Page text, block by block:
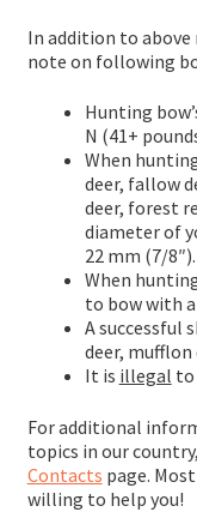
EN
In addition to
note on following
Hunting
N (41+
When
deer, fallow
deer, forest
diameter of
22 mm (7/8″).
When
to bow with
A successful
deer,
It is illegal to
For additional
topics in our
Contacts page.
willing to help you!